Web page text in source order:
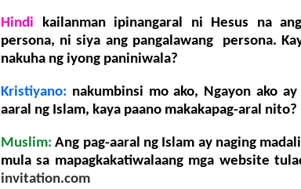
Hindi kailanman ipinangaral ni Hesus na
persona, ni siya ang pangalawang persona.
nakuha ng iyong paniniwala?
Kristiyano: nakumbinsi mo ako, Ngayon ako
aaral ng Islam, kaya paano makakapag-aral nito?
Muslim: Ang pag-aaral ng Islam ay naging
mula sa mapagkakatiwalaang mga website
invitation.com